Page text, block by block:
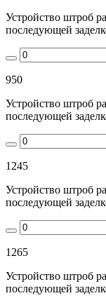
Устройство штроб
последующей
950
Устройство штроб
последующей
1245
Устройство штроб
последующей
1265
Устройство штроб
последующей